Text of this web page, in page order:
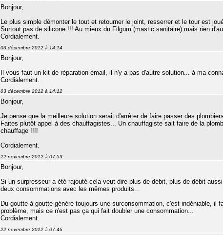
Bonjour,
Le plus simple démonter le tout et retourner le joint, resserrer et le tour est
Surtout pas de silicone !!! Au mieux du Filgum (mastic sanitaire) mais rien
Cordialement.
03 décembre 2012 à 14:14
Bonjour,
Il vous faut un kit de réparation émail, il n'y a pas d'autre solution... à ma
Cordialement.
03 décembre 2012 à 14:12
Bonjour,
Je pense que la meilleure solution serait d'arrêter de faire passer des
Faites plutôt appel à des chauffagistes... Un chauffagiste sait faire de la
chauffage !!!!
Cordialement.
22 novembre 2012 à 07:53
Bonjour,
Si un surpresseur a été rajouté cela veut dire plus de débit, plus de débit
deux consommations avec les mêmes produits...
Du goutte à goutte génère toujours une surconsommation, c'est indéniable, il
problème, mais ce n'est pas ça qui fait doubler une consommation...
Cordialement.
22 novembre 2012 à 07:46